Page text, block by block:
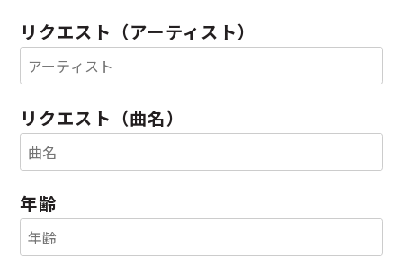
リクエスト（アーティスト）
リクエスト（曲名）
年齢